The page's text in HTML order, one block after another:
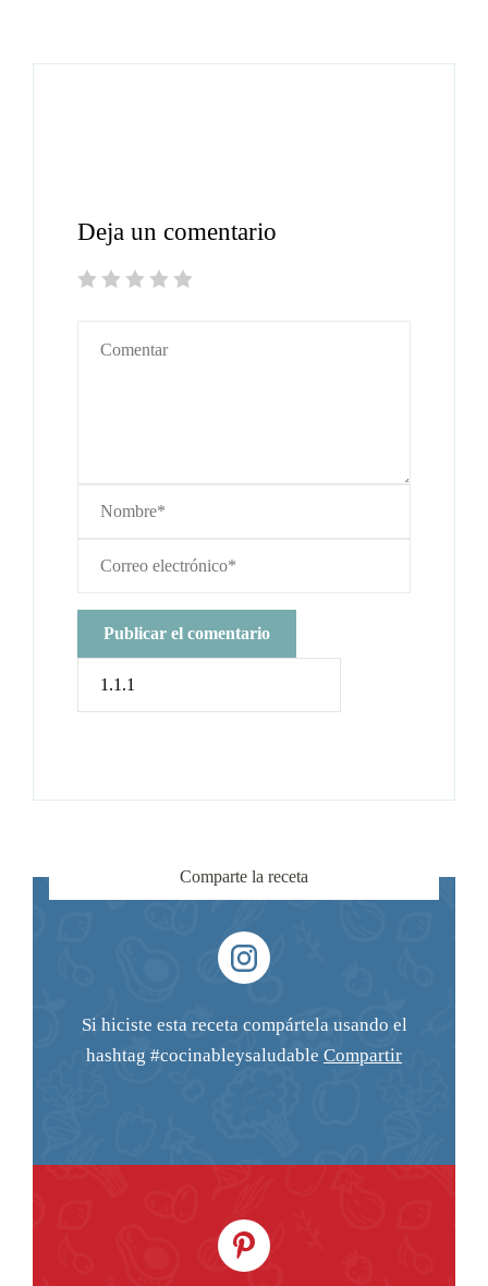
Comparte la receta
Si hiciste esta receta compártela usando el
hashtag #cocinableysaludable Compartir
Deja un comentario